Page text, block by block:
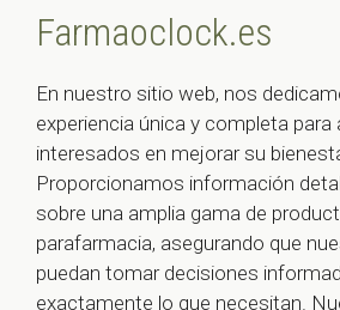
Farmaoclock.es
En nuestro sitio web, nos
experiencia única y completa para
interesados en mejorar su
Proporcionamos información
sobre una amplia gama de
parafarmacia, asegurando que
puedan tomar decisiones
exactamente lo que necesitan.